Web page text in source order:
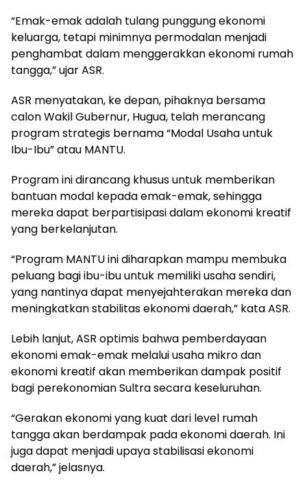
“Emak-emak adalah tulang punggung ekonomi
keluarga, tetapi minimnya permodalan menjadi
penghambat dalam menggerakkan ekonomi rumah
tangga,” ujar ASR.
ASR menyatakan, ke depan, pihaknya bersama
calon Wakil Gubernur, Hugua, telah merancang
program strategis bernama “Modal Usaha untuk
Ibu-Ibu” atau MANTU.
Program ini dirancang khusus untuk memberikan
bantuan modal kepada emak-emak, sehingga
mereka dapat berpartisipasi dalam ekonomi kreatif
yang berkelanjutan.
“Program MANTU ini diharapkan mampu membuka
peluang bagi ibu-ibu untuk memiliki usaha sendiri,
yang nantinya dapat menyejahterakan mereka dan
meningkatkan stabilitas ekonomi daerah,” kata ASR.
Lebih lanjut, ASR optimis bahwa pemberdayaan
ekonomi emak-emak melalui usaha mikro dan
ekonomi kreatif akan memberikan dampak positif
bagi perekonomian Sultra secara keseluruhan.
“Gerakan ekonomi yang kuat dari level rumah
tangga akan berdampak pada ekonomi daerah. Ini
juga dapat menjadi upaya stabilisasi ekonomi
daerah,” jelasnya.